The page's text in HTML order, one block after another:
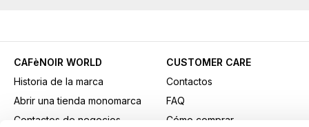
CAFèNOIR WORLD
Historia de la marca
Abrir una tienda monomarca
Contactos de negocios
CUSTOMER CARE
Contactos
FAQ
Cómo comprar